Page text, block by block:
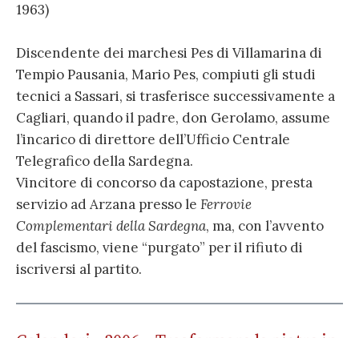
1963)
Discendente dei marchesi Pes di Villamarina di
Tempio Pausania, Mario Pes, compiuti gli studi
tecnici a Sassari, si trasferisce successivamente a
Cagliari, quando il padre, don Gerolamo, assume
l’incarico di direttore dell’Ufficio Centrale
Telegrafico della Sardegna.
Vincitore di concorso da capostazione, presta
servizio ad Arzana presso le Ferrovie
Complementari della Sardegna, ma, con l’avvento
del fascismo, viene “purgato” per il rifiuto di
iscriversi al partito.